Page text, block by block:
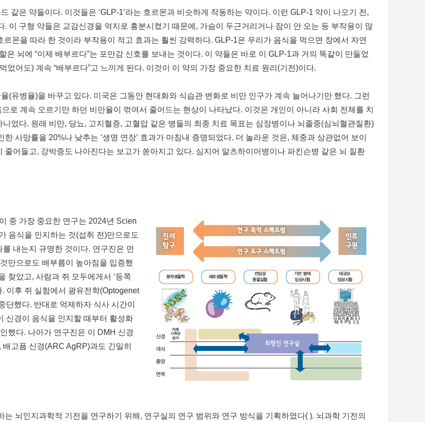
같은 약들이다. 이것들은 ‘GLP-1’라는 호르몬과 비슷하게 작동하는 약이다. 이런 GLP-1 약이 나오기 전,
. 이 구형 약들은 교감신경을 억지로 흥분시켰기 때문에, 가슴이 두근거리거나 잠이 안 오는 등 부작용이 많
몬을 따라 한 것이라 부작용이 적고 효과는 훨씬 강력하다. GLP-1은 우리가 음식을 먹으면 장에서 자연
뇌에 “이제 배부르다”는 포만감 신호를 보내는 것이다. 이 약들은 바로 이 GLP-1과 거의 똑같이 만들었
었어도) 계속 “배부르다”고 느끼게 된다. 이것이 이 약의 가장 중요한 치료 원리(기전)이다.
(유병율)을 바꾸고 있다. 미국은 그동안 현대화와 식습관 변화로 비만 인구가 계속 늘어나기만 했다. 그런
로 계속 오르기만 하던 비만율이 꺾여서 줄어드는 현상이 나타났다. 이것은 개인이 아니라 사회 전체를 치
었다. 원래 비만, 당뇨, 고지혈증, 고혈압 같은 병들의 최종 치료 목표는 심장병이나 뇌졸중(심뇌혈관질환)
사망률을 20%나 낮추는 ‘생명 연장’ 효과가 마침내 증명되었다. 더 놀라운 것은, 체중과 상관없어 보이
줄어들고, 강박증도 나아진다는 보고가 쏟아지고 있다. 심지어 알츠하이머병이나 파킨슨병 같은 뇌 질환
중 가장 중요한 연구는 2024년 Scien
음식을 인지하는 것(섭취 전)만으로도
내는지 규명한 것이다. 연구진은 먼
만으로도 배부름이 높아짐을 입증했
찾았고, 사람과 쥐 모두에게서 ‘등쪽
이후 쥐 실험에서 광유전학(Optogenet
했다. 반대로 억제하자 식사 시간이
신경이 음식을 인지할 때부터 활성화
했다. 나아가 연구진은 이 DMH 신경
고픔 신경(ARC AgRP)과도 긴밀히
뇌인지과학적 기전을 연구하기 위해, 연구실의 연구 범위와 연구 방식을 기획하였다( ). 뇌과학 기전의